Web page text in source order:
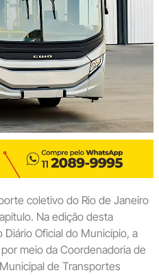
coletivo do Rio de Janeiro
Na edição desta
Oficial do Município, a
meio da Coordenadoria de
de Transportes